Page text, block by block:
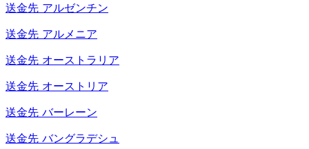
送金先 アルゼンチン
送金先 アルメニア
送金先 オーストラリア
送金先 オーストリア
送金先 バーレーン
送金先 バングラデシュ